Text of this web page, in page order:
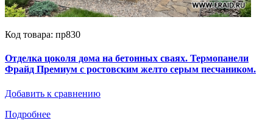
Код товара: пр830
Отделка цоколя дома на бетонных сваях. Термопанели
Фрайд Премиум с ростовским желто серым песчаником.
Добавить к сравнению
Подробнее